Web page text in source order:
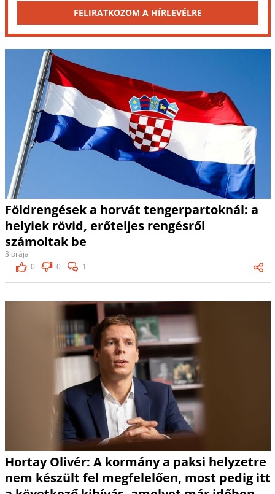
FELIRATKOZOM A HÍRLEVÉLRE
Földrengések a horvát tengerpartoknál: a
helyiek rövid, erőteljes rengésről
számoltak be
3 órája
0
0 1
Hortay Olivér: A kormány a paksi helyzetre
nem készült fel megfelelően, most pedig itt